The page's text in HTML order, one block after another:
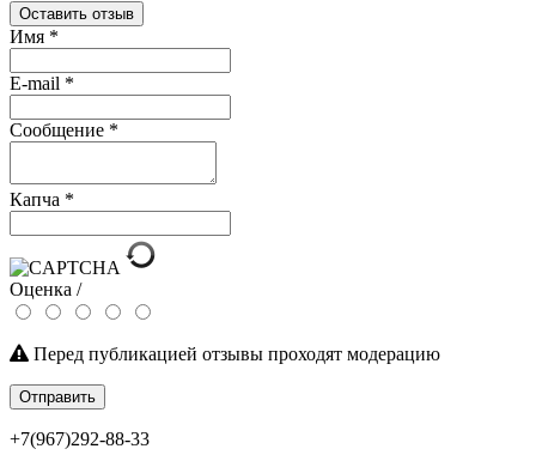
Оставить отзыв
Имя *
E-mail *
Сообщение *
Капча *
Оценка /
Перед публикацией отзывы проходят модерацию
Отправить
+7(967)292-88-33